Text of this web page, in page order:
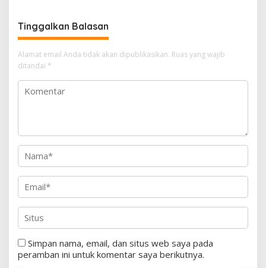
Tinggalkan Balasan
Alamat email Anda tidak akan dipublikasikan. Ruas yang wajib
ditandai *
Simpan nama, email, dan situs web saya pada
peramban ini untuk komentar saya berikutnya.